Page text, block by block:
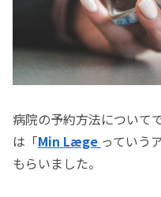
病院の予約方法について
は「Min Læge っていう
もらいました。